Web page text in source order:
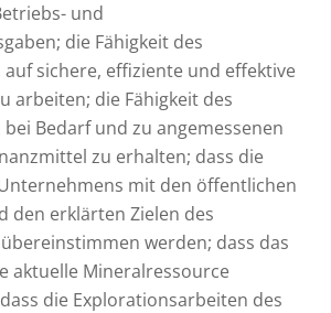
und
die Fähigkeit des
sichere, effiziente und effektive
arbeiten; die Fähigkeit des
Bedarf und zu angemessenen
zu erhalten; dass die
mit den öffentlichen
den erklärten Zielen des
werden; dass das
aktuelle Mineralressource
die Explorationsarbeiten des